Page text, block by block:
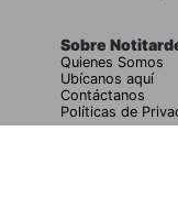
Sobre
Quienes Somos
Ubícanos aquí
Contáctanos
Políticas de